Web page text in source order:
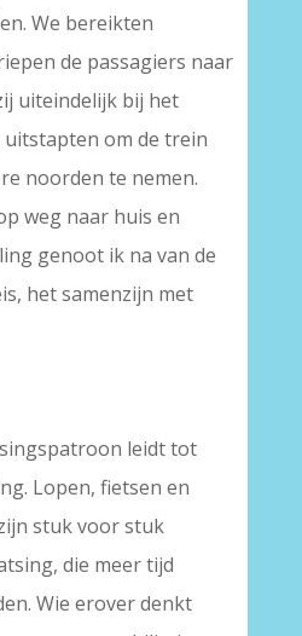
We bereikten
de passagiers naar
uiteindelijk bij het
om de trein
noorden te nemen.
weg naar huis en
genoot ik na van de
het samenzijn met
leidt tot
Lopen, fietsen en
stuk voor stuk
die meer tijd
Wie erover denkt